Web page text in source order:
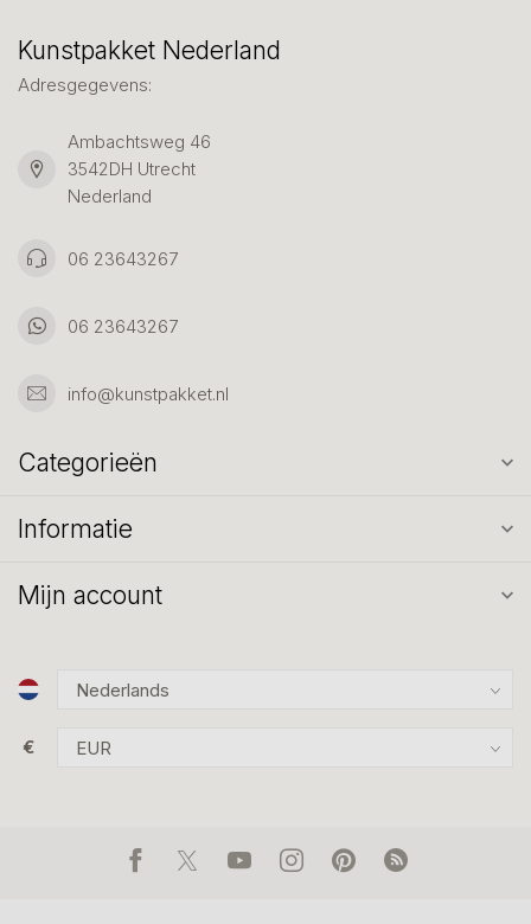
Kunstpakket Nederland
Adresgegevens:
Ambachtsweg 46
3542DH Utrecht
Nederland
06 23643267
06 23643267
info@kunstpakket.nl
Categorieën
Informatie
Mijn account
€